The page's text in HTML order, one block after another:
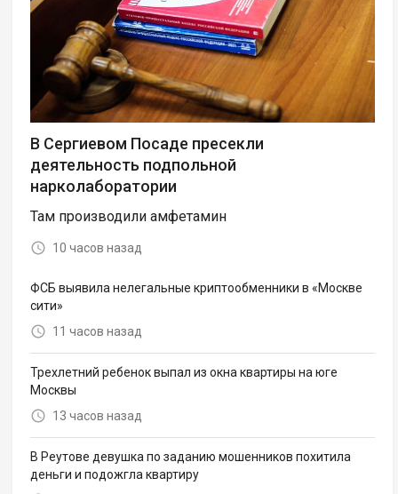
В Сергиевом Посаде пресекли
деятельность подпольной
нарколаборатории
Там производили амфетамин
10 часов назад
ФСБ выявила нелегальные криптообменники в «Москве
сити»
11 часов назад
Трехлетний ребенок выпал из окна квартиры на юге
Москвы
13 часов назад
В Реутове девушка по заданию мошенников похитила
деньги и подожгла квартиру